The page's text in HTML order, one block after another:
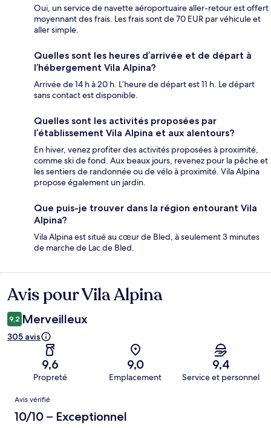
Oui, un service de navette aéroportuaire aller-retour est offert
moyennant des frais. Les frais sont de 70 EUR par véhicule et
aller simple.
Quelles sont les heures d’arrivée et de départ à
l’hébergement Vila Alpina?
Arrivée de 14 h à 20 h. L’heure de départ est 11 h. Le départ
sans contact est disponible.
Quelles sont les activités proposées par
l’établissement Vila Alpina et aux alentours?
En hiver, venez profiter des activités proposées à proximité,
comme ski de fond. Aux beaux jours, revenez pour la pêche et
les sentiers de randonnée ou de vélo à proximité. Vila Alpina
propose également un jardin.
Que puis-je trouver dans la région entourant Vila
Alpina?
Vila Alpina est situé au cœur de Bled, à seulement 3 minutes
de marche de Lac de Bled.
Avis
Avis pour Vila Alpina
9,2 Merveilleux
305 avis
9,6
Propreté
9,0
Emplacement
9,4
Service et personnel
Avis
Avis vérifié
10/10 – Exceptionnel